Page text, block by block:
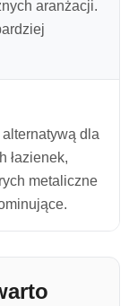
aranżacji.
dla
łazienek,
metaliczne